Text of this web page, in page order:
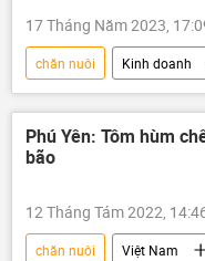
17 Tháng Năm 2023,
chăn nuôi Kinh doanh
thông tin
Bộ
thực phẩm
Chính
Phú Yên: Tôm hùm
bão
12 Tháng Tám 2022,
chăn nuôi Việt Nam